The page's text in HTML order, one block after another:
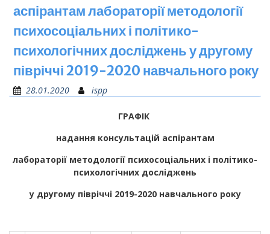
аспірантам лабораторії методології
психосоціальних і політико-
психологічних досліджень у другому
півріччі 2019-2020 навчального року
28.01.2020 ispp
ГРАФІК
надання консультацій аспірантам
лабораторії методології психосоціальних і політико-
психологічних досліджень
у другому півріччі 2019-2020 навчального року